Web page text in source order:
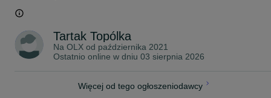
Tartak Topólka
Na OLX od października 2021
Ostatnio online w dniu 03 sierpnia 2026
Więcej od tego ogłoszeniodawcy